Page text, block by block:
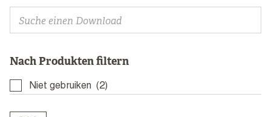
Nach Produkten filtern
Niet gebruiken (2)